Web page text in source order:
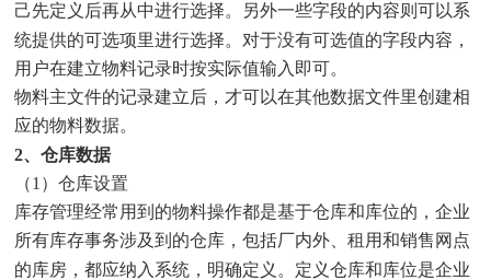
己先定义后再从中进行选择。另外一些字段的内容则可以系
统提供的可选项里进行选择。对于没有可选值的字段内容，
用户在建立物料记录时按实际值输入即可。
物料主文件的记录建立后，才可以在其他数据文件里创建相
应的物料数据。
2、仓库数据
（1）仓库设置
库存管理经常用到的物料操作都是基于仓库和库位的，企业
所有库存事务涉及到的仓库，包括厂内外、租用和销售网点
的库房，都应纳入系统，明确定义。定义仓库和库位是企业